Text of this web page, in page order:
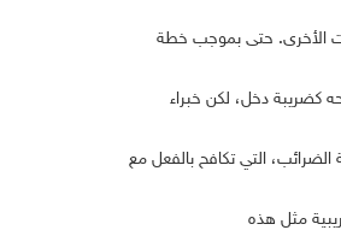
الأخرى. حتى بموجب خطة
كضريبة دخل، لكن خبراء
التي تكافح بالفعل مع